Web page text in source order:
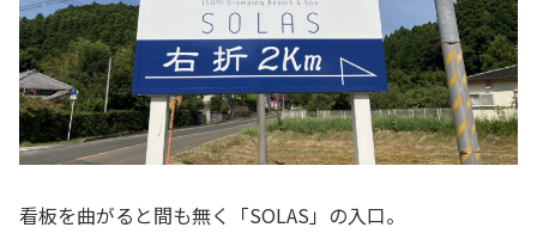
看板を曲がると間も無く「SOLAS」の入口。